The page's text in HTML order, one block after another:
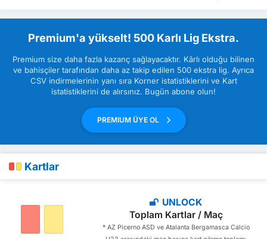
Premium'a yükselt! 500 Karlı Lig Ekstra.
Premium size daha fazla kazanç sağlayacaktır. Kârlı olduğu bilinen
ve bahisçiler tarafından daha az takip edilen 500 ekstra lig. Ayrıca
CSV indirmelerinin yanı sıra Korner istatistiklerini ve Kart
istatistiklerini de alırsınız. Bugün abone olun!
PREMIUM ÜYE OL
Kartlar
UNLOCK
Toplam Kartlar / Maç
* AZ Picerno ASD ve Atalanta Bergamasca Calcio